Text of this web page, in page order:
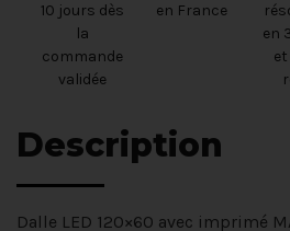
10 jours dès
la
commande
validée
en France
en
Description
Dalle LED 120×60 avec imprimé